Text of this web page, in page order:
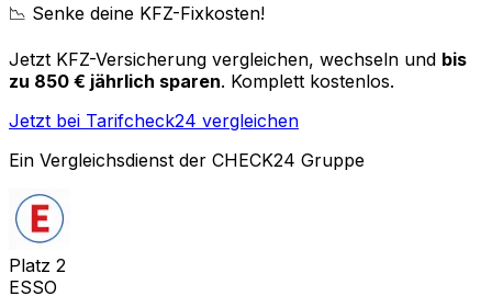
📉 Senke deine KFZ-Fixkosten!
Jetzt KFZ-Versicherung vergleichen, wechseln und bis
zu 850 € jährlich sparen. Komplett kostenlos.
Jetzt bei Tarifcheck24 vergleichen
Ein Vergleichsdienst der CHECK24 Gruppe
Platz 2
ESSO